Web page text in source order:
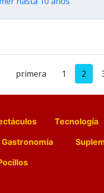
primera 1 2
Tecnología